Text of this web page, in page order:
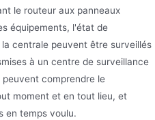
le routeur aux panneaux
équipements, l'état de
centrale peuvent être surveillés
à un centre de surveillance
comprendre le
moment et en tout lieu, et
en temps voulu.